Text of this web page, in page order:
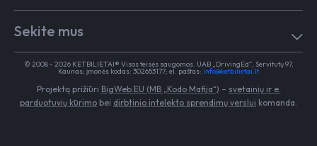
Testai
Test in English
Kontaktai
Vairavimo mokykloms
Apie KETBILIETAI®
Dažniausiai užduodami klausimai
Egzaminai Regitroje
Medicininė pažyma
Naujienos
Sekite mus
TikTok
Facebook
Instagram
© 2008 - 2026 KETBILIETAI® Visos teisės saugomos. UAB „DrivingEd“, Servitutų 97,
Kaunas; įmonės kodas: 302653177; el. paštas: info@ketbilietai.lt
Projektą prižiūri BigWeb.EU (MB „Kodo Mafija“) – svetainių ir e.
parduotuvių kūrimo bei dirbtinio intelekto sprendimų verslui komanda.